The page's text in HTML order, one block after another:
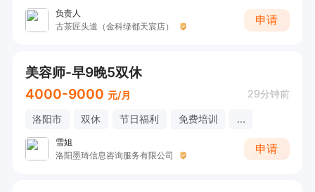
负责人
古茶匠头道（金科绿都天宸店）
申请
美容师-早9晚5双休
4000-9000 元/月 29分钟前
洛阳市 双休 节日福利 免费培训 ...
雪姐
洛阳墨琦信息咨询服务有限公司
申请